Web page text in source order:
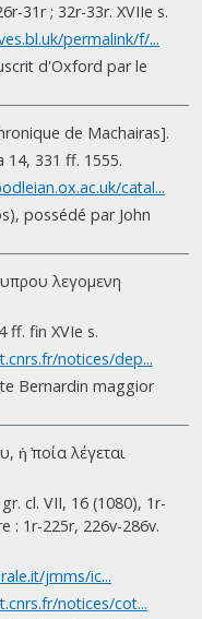
31r ; 32r-33r. XVIIe s.
permalink/f/...
d'Oxford par le
de Machairas].
331 ff. 1555.
catal...
possédé par John
λεγομενη
ff. fin XVIe s.
notices/dep...
Bernardin maggior
ἡ ̓ποία λέγεται
cl. VII, 16 (1080), 1r-
: 1r-225r, 226v-286v.
jmms/ic...
notices/cot...